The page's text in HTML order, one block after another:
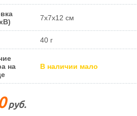
7x7x12 см
40 г
на
В наличии мало
руб.